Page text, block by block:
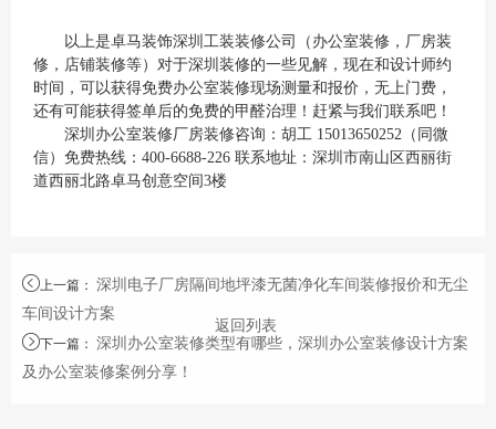
以上是卓马装饰深圳工装装修公司（办公室装修，厂房装
修，店铺装修等）对于深圳装修的一些见解，现在和设计师约
时间，可以获得免费办公室装修现场测量和报价，无上门费，
还有可能获得签单后的免费的甲醛治理！赶紧与我们联系吧！
深圳办公室装修厂房装修咨询：胡工 15013650252（同微
信）免费热线：400-6688-226 联系地址：深圳市南山区西丽街
道西丽北路卓马创意空间3楼
上一篇 ： 深圳电子厂房隔间地坪漆无菌净化车间装修报价和无尘
车间设计方案
下一篇 ： 深圳办公室装修类型有哪些，深圳办公室装修设计方案
及办公室装修案例分享！
返回列表